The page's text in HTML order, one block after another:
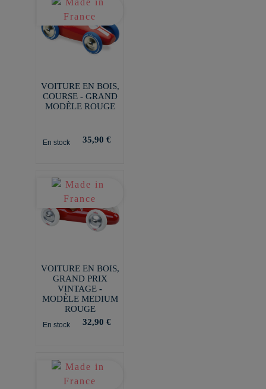
VOITURE EN BOIS,
COURSE - GRAND
MODÈLE ROUGE
En stock 35,90 €
VOITURE EN BOIS,
GRAND PRIX
VINTAGE -
MODÈLE MEDIUM
ROUGE
En stock 32,90 €